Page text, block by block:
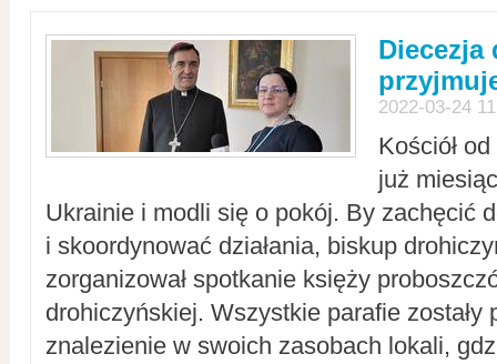
Diecezja
2022-03-24
Kościół
już
Ukrainie i modli się o pokój. By zachęcić
i skoordynować działania, biskup
zorganizował spotkanie księży
drohiczyńskiej. Wszystkie parafie zostały
znalezienie w swoich zasobach lokali,